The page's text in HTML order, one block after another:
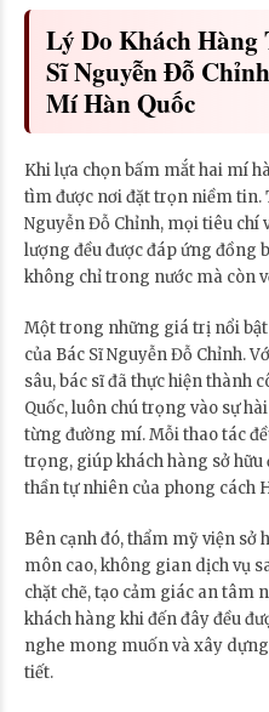
Lý Do Khách
Sĩ Nguyễn Đỗ
Mí Hàn Quốc
Khi lựa chọn bấm mắt hai mí
tìm được nơi đặt trọn niềm tin.
Nguyễn Đỗ Chỉnh, mọi tiêu chí
lượng đều được đáp ứng đồng
không chỉ trong nước mà còn
Một trong những giá trị nổi
của Bác Sĩ Nguyễn Đỗ Chỉnh.
sâu, bác sĩ đã thực hiện thành
Quốc, luôn chú trọng vào sự
từng đường mí. Mỗi thao tác
trọng, giúp khách hàng sở
thần tự nhiên của phong cách
Bên cạnh đó, thẩm mỹ viện sở
môn cao, không gian dịch vụ
chặt chẽ, tạo cảm giác an tâm
khách hàng khi đến đây đều
nghe mong muốn và xây
tiết.